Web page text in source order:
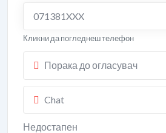
071381XXX
Кликни да погледнеш телефон
Порака до огласувач
Chat
Недостапен